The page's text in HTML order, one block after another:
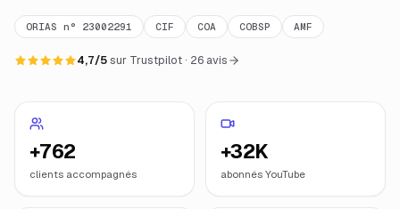
ORIAS n° 23002291 CIF COA COBSP AMF
4,7/5sur Trustpilot · 26 avis
+762
clients accompagnés
+32K
abonnés YouTube